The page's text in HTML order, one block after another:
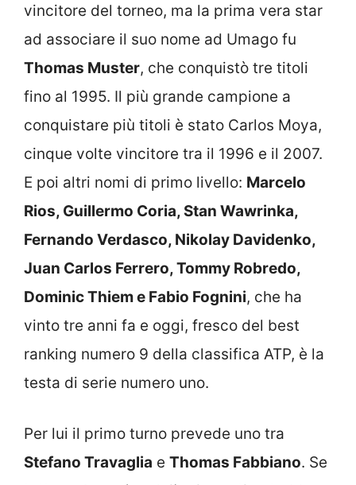
vincitore del torneo, ma la prima vera star
ad associare il suo nome ad Umago fu
Thomas Muster, che conquistò tre titoli
fino al 1995. Il più grande campione a
conquistare più titoli è stato Carlos Moya,
cinque volte vincitore tra il 1996 e il 2007.
E poi altri nomi di primo livello: Marcelo
Rios, Guillermo Coria, Stan Wawrinka,
Fernando Verdasco, Nikolay Davidenko,
Juan Carlos Ferrero, Tommy Robredo,
Dominic Thiem e Fabio Fognini, che ha
vinto tre anni fa e oggi, fresco del best
ranking numero 9 della classifica ATP, è la
testa di serie numero uno.
Per lui il primo turno prevede uno tra
Stefano Travaglia e Thomas Fabbiano. Se